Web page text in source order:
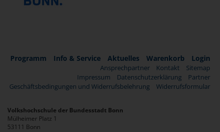
Programm Info & Service Aktuelles Warenkorb Login
Ansprechpartner Kontakt
Sitemap
Impressum
Datenschutzerklärung
Partner
Geschäftsbedingungen und Widerrufsbelehrung
Widerrufsformular
Volkshochschule der Bundesstadt Bonn
Mülheimer Platz 1
53111 Bonn